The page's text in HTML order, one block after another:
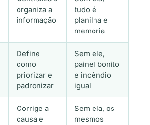
organiza a
informação
tudo é
planilha e
memória
Define
como
priorizar e
padronizar
Sem ele,
painel bonito
e incêndio
igual
Corrige a
causa e
Sem ela, os
mesmos